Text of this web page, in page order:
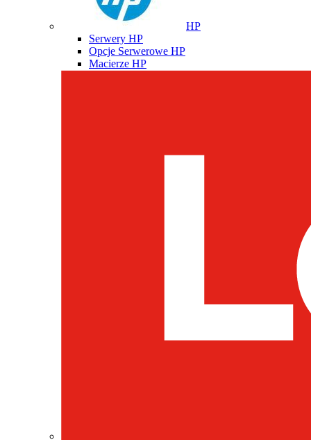
HP
Serwery HP
Opcje Serwerowe HP
Macierze HP